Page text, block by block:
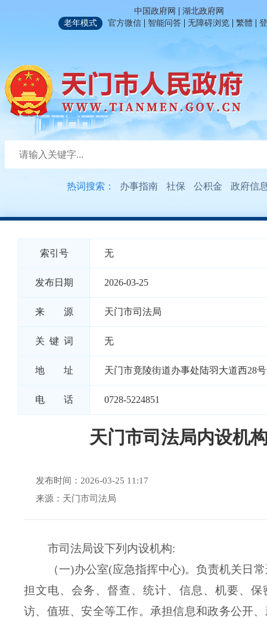
中国政府网 | 湖北政府网
老年模式
官方微信 | 智能问答 | 无障碍浏览 | 繁體 |
热词搜索： 办事指南 社保 公积金 政府信
索引号 无
发布日期 2026-03-25
来 源 天门市司法局
关 键 词 无
地 址 天门市竟陵街道办事处陆羽大道西28号
电 话 0728-5224851
天门市司法局内设机
发布时间：2026-03-25 11:17
来源：天门市司法局
市司法局设下列内设机构:
（一)办公室(应急指挥中心)。负责机关日
担文电、会务、督查、统计、信息、机要、保
访、值班、安全等工作。承担信息和政务公开